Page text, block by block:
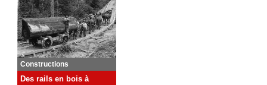
Constructions
Des rails en bois à